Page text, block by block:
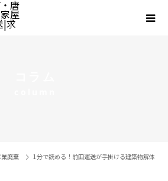
業廃棄
1分で読める！前田運送が手掛ける建築物解体